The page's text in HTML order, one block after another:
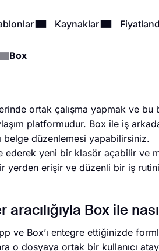
Kaynaklar
Box
ortak çalışma yapmak ve
platformudur. Box ile iş
belge düzenlemesi yapabilirsiniz.
ederek yeni bir klasör açabilir ve
yerden erişir ve düzenli bir iş
aracılığıyla Box ile
ve Box’ı entegre ettiğinizde
o dosyaya ortak bir kullanıcı